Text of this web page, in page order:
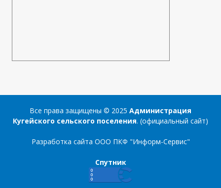
Все права защищены © 2025 Администрация
Кугейского сельского поселения. (официальный сайт)
Разработка сайта ООО ПКФ "Информ-Сервис"
Спутник